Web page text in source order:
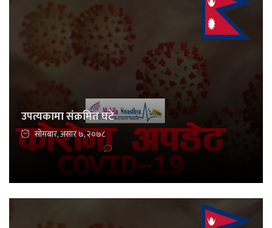
उपत्यकामा संक्रमित घटे
सोमबार, असार ७, २०७८